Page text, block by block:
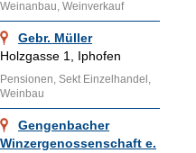
Weinanbau, Weinverkauf
Gebr. Müller
Holzgasse 1, Iphofen
Pensionen, Sekt Einzelhandel,
Weinbau
Gengenbacher
Winzergenossenschaft e.